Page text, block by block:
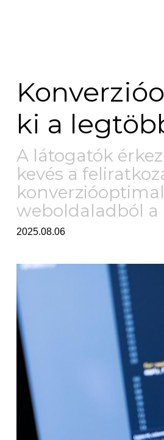
ki a
A látogatók
kevés a
weboldaladból
2025.08.06